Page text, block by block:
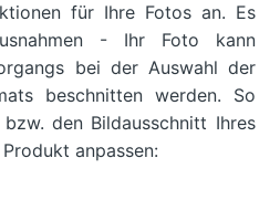
für Ihre Fotos an. Es
- Ihr Foto kann
bei der Auswahl der
beschnitten werden. So
den Bildausschnitt Ihres
anpassen: